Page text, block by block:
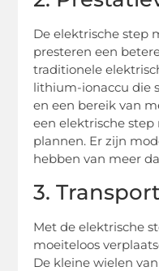
De elektrische step
presteren een
traditionele
lithium-ionaccu die
en een bereik van
een elektrische
plannen. Er zijn
hebben van meer
3.
Met de elektrische
moeiteloos
De kleine wielen